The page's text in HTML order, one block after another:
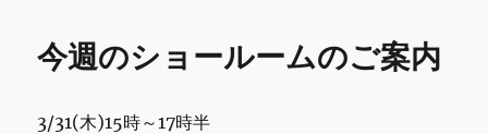
o
ー
ル
今週のショールームのご案内
3/31(木)15時～17時半